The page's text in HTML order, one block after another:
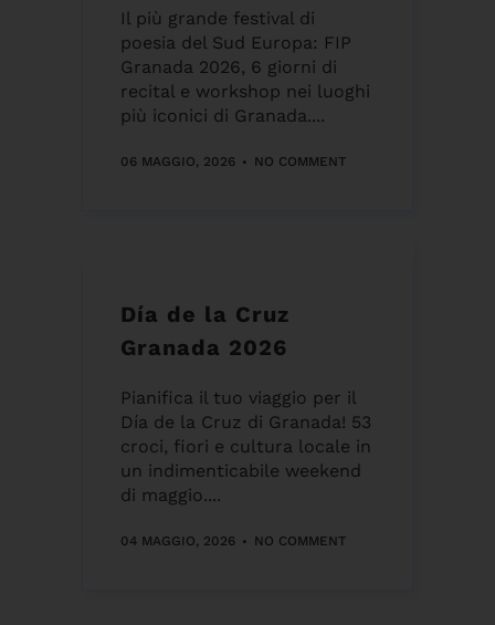
Il più grande festival di
poesia del Sud Europa: FIP
Granada 2026, 6 giorni di
recital e workshop nei luoghi
più iconici di Granada....
06 MAGGIO, 2026 NO COMMENT
Día de la Cruz
Granada 2026
Pianifica il tuo viaggio per il
Día de la Cruz di Granada! 53
croci, fiori e cultura locale in
un indimenticabile weekend
di maggio....
04 MAGGIO, 2026 NO COMMENT